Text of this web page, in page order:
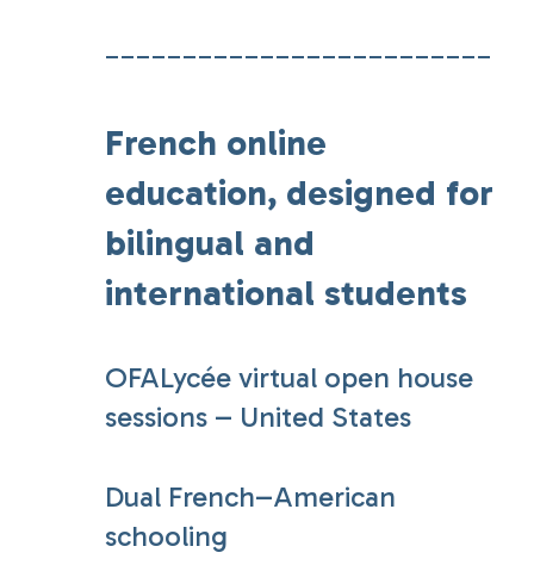
-------------------------
French online
education, designed for
bilingual and
international students
OFALycée virtual open house
sessions – United States
Dual French–American
schooling